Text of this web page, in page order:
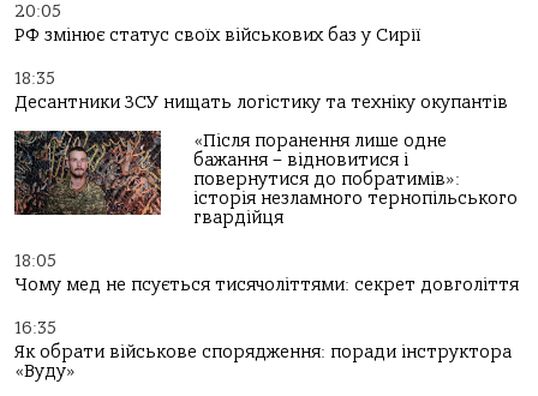
20:05
РФ змінює статус своїх військових баз у Сирії
18:35
Десантники ЗСУ нищать логістику та техніку окупантів
«Після поранення лише одне
бажання – відновитися і
повернутися до побратимів»:
історія незламного тернопільського
гвардійця
18:05
Чому мед не псується тисячоліттями: секрет довголіття
16:35
Як обрати військове спорядження: поради інструктора
«Вуду»